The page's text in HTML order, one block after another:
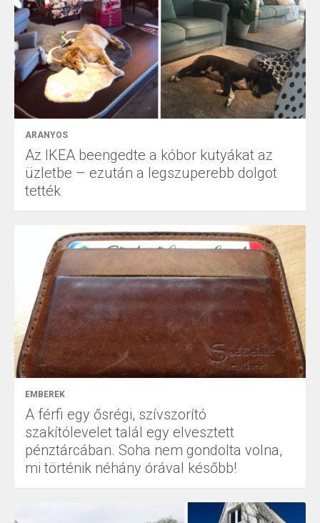
ARANYOS
Az IKEA beengedte a kóbor kutyákat az
üzletbe – ezután a legszuperebb dolgot
tették
EMBEREK
A férfi egy ősrégi, szívszorító
szakítólevelet talál egy elvesztett
pénztárcában. Soha nem gondolta volna,
mi történik néhány órával később!